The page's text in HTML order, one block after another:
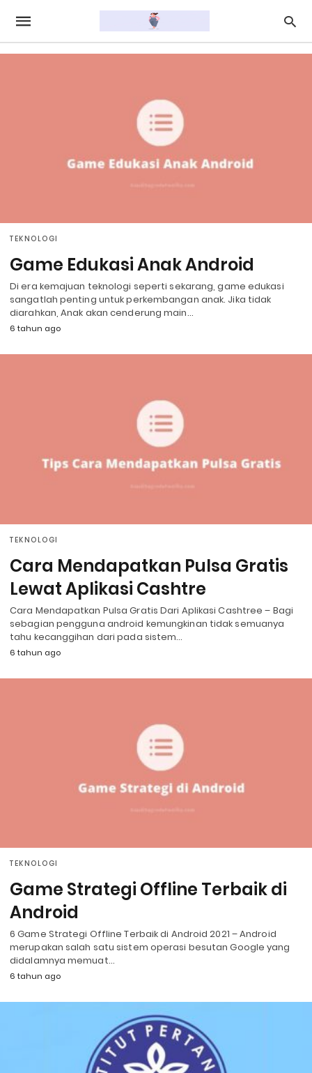
TEKNOLOGI
Game Edukasi Anak Android
Di era kemajuan teknologi seperti sekarang, game edukasi
sangatlah penting untuk perkembangan anak. Jika tidak
diarahkan, Anak akan cenderung main…
6 tahun ago
TEKNOLOGI
Cara Mendapatkan Pulsa Gratis
Lewat Aplikasi Cashtre
Cara Mendapatkan Pulsa Gratis Dari Aplikasi Cashtree – Bagi
sebagian pengguna android kemungkinan tidak semuanya
tahu kecanggihan dari pada sistem…
6 tahun ago
TEKNOLOGI
Game Strategi Offline Terbaik di
Android
6 Game Strategi Offline Terbaik di Android 2021 – Android
merupakan salah satu sistem operasi besutan Google yang
didalamnya memuat…
6 tahun ago